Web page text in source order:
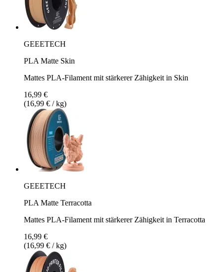
GEEETECH
PLA Matte Skin
Mattes PLA-Filament mit stärkerer Zähigkeit in Skin
16,99 €
(16,99 € / kg)
GEEETECH
PLA Matte Terracotta
Mattes PLA-Filament mit stärkerer Zähigkeit in Terracotta
16,99 €
(16,99 € / kg)